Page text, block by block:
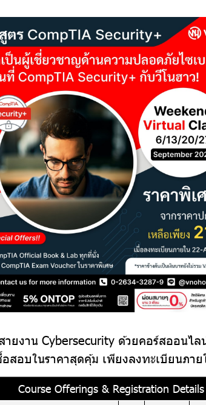
ายงาน Cybersecurity ด้วยคอร์สออนไ
สอบในราคาสุดคุ้ม เพียงลงทะเบียนภาย
Course Offerings & Registration Details